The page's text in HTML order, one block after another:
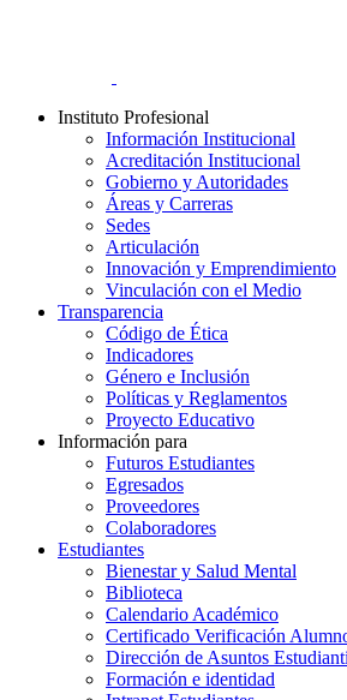
Instituto Profesional
Información Institucional
Acreditación Institucional
Gobierno y Autoridades​
Áreas y Carreras
Sedes
Articulación
Innovación y Emprendimiento
Vinculación con el Medio
Transparencia
Código de Ética
Indicadores
Género e Inclusión
Políticas y Reglamentos​
Proyecto Educativo
Información para
Futuros Estudiantes
Egresados
Proveedores
Colaboradores
Estudiantes
Bienestar y Salud Mental
Biblioteca
Calendario Académico
Certificado Verificación
Dirección de Asuntos
Formación e identidad